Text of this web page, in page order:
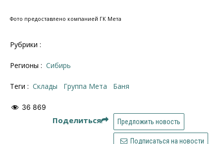
Фото предоставлено компанией ГК Мета
Рубрики :
Регионы : Сибирь
Теги : склады Группа Мета Баня
36 869
Поделиться Предложить новость
Подписаться на новости